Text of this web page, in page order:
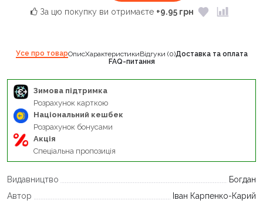
За цю покупку ви отримаєте +9.95 грн
Усе про товарОписХарактеристикиВідгуки (0)Доставка та оплата
FAQ-питання
Зимова підтримка
Розрахунок карткою
Національний кешбек
Розрахунок бонусами
Акція
Спеціальна пропозиція
Видавництво
Богдан
Автор
Іван Карпенко-Карий